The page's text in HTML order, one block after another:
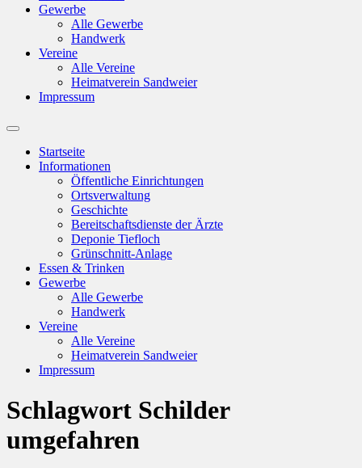
Gewerbe
Alle Gewerbe
Handwerk
Vereine
Alle Vereine
Heimatverein Sandweier
Impressum
Suchfeld
ein-/ausblenden
Startseite
Informationen
Öffentliche Einrichtungen
Ortsverwaltung
Geschichte
Bereitschaftsdienste der Ärzte
Deponie Tiefloch
Grünschnitt-Anlage
Essen & Trinken
Gewerbe
Alle Gewerbe
Handwerk
Vereine
Alle Vereine
Heimatverein Sandweier
Impressum
Schlagwort Schilder
umgefahren